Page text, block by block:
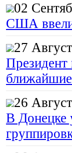
02
США ввели
27
Президент
26
В Донецке